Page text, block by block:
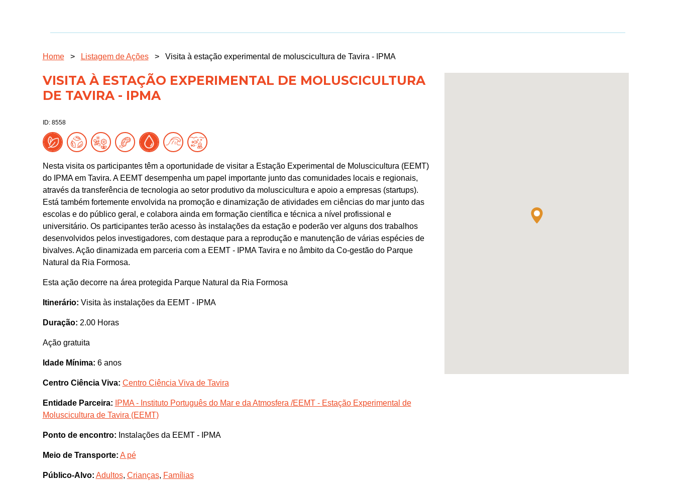
Home > Listagem de Ações > Visita à estação experimental de moluscicultura de Tavira - IPMA
VISITA À ESTAÇÃO EXPERIMENTAL DE MOLUSCICULTURA
DE TAVIRA - IPMA
ID: 8558
Nesta visita os participantes têm a oportunidade de visitar a Estação Experimental de Moluscicultura (EEMT)
do IPMA em Tavira. A EEMT desempenha um papel importante junto das comunidades locais e regionais,
através da transferência de tecnologia ao setor produtivo da moluscicultura e apoio a empresas (startups).
Está também fortemente envolvida na promoção e dinamização de atividades em ciências do mar junto das
escolas e do público geral, e colabora ainda em formação científica e técnica a nível profissional e
universitário. Os participantes terão acesso às instalações da estação e poderão ver alguns dos trabalhos
desenvolvidos pelos investigadores, com destaque para a reprodução e manutenção de várias espécies de
bivalves. Ação dinamizada em parceria com a EEMT - IPMA Tavira e no âmbito da Co-gestão do Parque
Natural da Ria Formosa.
Esta ação decorre na área protegida Parque Natural da Ria Formosa
Itinerário: Visita às instalações da EEMT - IPMA
Duração: 2.00 Horas
Ação gratuita
Idade Mínima: 6 anos
Centro Ciência Viva: Centro Ciência Viva de Tavira
Entidade Parceira:
IPMA - Instituto Português do Mar e da Atmosfera /EEMT - Estação Experimental de
Moluscicultura de Tavira (EEMT)
Ponto de encontro: Instalações da EEMT - IPMA
Meio de Transporte: A pé
Público-Alvo: Adultos, Crianças, Famílias